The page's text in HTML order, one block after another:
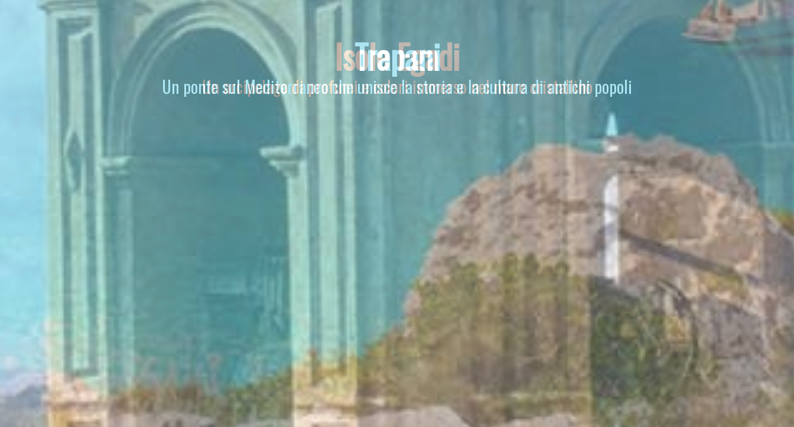
Isole Egadi
Un arcipelago di profumi e colori immerso nel mare cristallino
Trapani
Un ponte sul Mediterraneo che unisce la storia e la cultura di antichi popoli
Sicilia Occidentale
un territorio che incanta e seduce